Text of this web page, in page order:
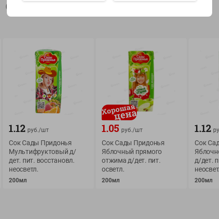
О сервисе
Оплата
Возврат товара
Оформление заказа
Приемка товара
Мой Green
История покупок
Обратная связь
Приложение Green c
Описание товара
1.12 руб./шт
Сок Сады Придонья
Мультифруктовый д/
дет. пит. восстановл.
неосветл.
200мл
1.05 руб./шт
Сок Сады Придонья
Яблочный прямого
отжима д/дет. пит.
осветл.
200мл
1.12
Сок
д/дет.
200мл